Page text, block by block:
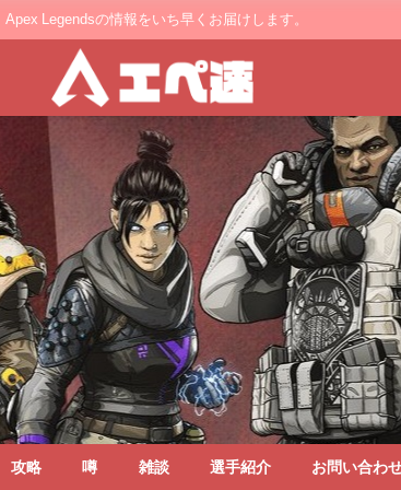
Apex Legendsの情報をいち早くお届けします。
攻略 噂 雑談 選手紹介 お問い合わ